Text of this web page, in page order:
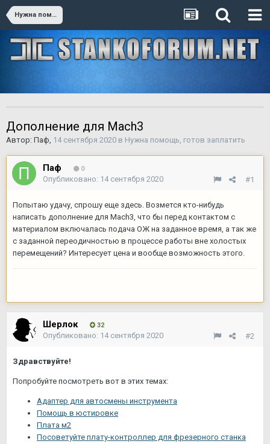
Нужна помощь, готов заплатить
Дополнение для Mach3
Автор: Паф, 14 сентября 2020 в Нужна помощь, готов заплатить
Паф 0
#1
Опубликовано: 14 сентября 2020
Попытаю удачу, спрошу еще здесь. Возмется кто-нибудь
написать дополнение для Mach3, что бы перед контактом с
материалом включалась подача ОЖ на заданное время, а так же
с заданной переодичностью в процессе работы вне холостых
перемещений? Интересует цена и вообще возможность этого.
Шерлок 32
#2
Опубликовано: 14 сентября 2020
Здравствуйте!
Попробуйте посмотреть вот в этих темах:
Адаптер для автосмены инструмента
Помощь в юстировке
Плата м2
Посоветуйте плату-контроллер для фрезерного станка